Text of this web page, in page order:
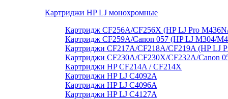
Картриджи HP LJ монохромные
Картридж CF256A/CF256X (HP LJ Pro
Картридж CF259A/Canon 057 (HP LJ M304/
Картриджи CF217A/CF218A/CF219A (HP LJ
Картриджи CF230A/CF230X/CF232A/Canon
Картриджи HP CF214A / CF214X
Картриджи HP LJ C4092A
Картриджи HP LJ C4096A
Картриджи HP LJ C4127A